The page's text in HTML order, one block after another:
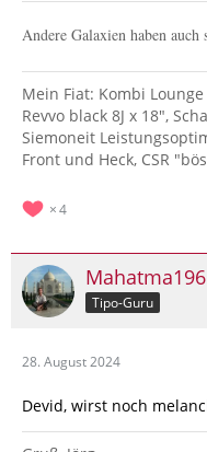
Andere Galaxien haben auch
Mein Fiat: Kombi
Revvo black 8J x 18",
Siemoneit
Front und Heck, CSR
4
Tipo-Guru
28. August 2024
Devid, wirst noch